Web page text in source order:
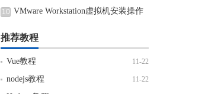
10 VMware Workstation虚拟机安装操作
推荐教程
11-22
Vue教程
11-22
nodejs教程